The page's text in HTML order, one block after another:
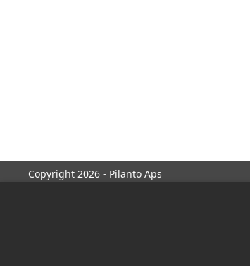
Copyright 2026 - Pilanto Aps